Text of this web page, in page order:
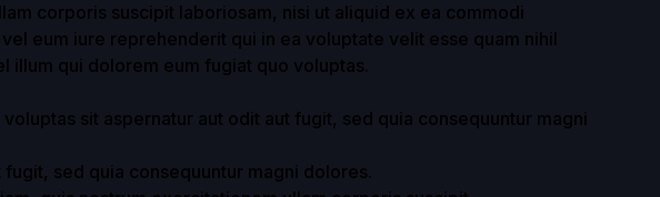
corporis suscipit laboriosam, nisi ut aliquid ex ea commodi
eum iure reprehenderit qui in ea voluptate velit esse quam nihil
illum qui dolorem eum fugiat quo voluptas.
sit aspernatur aut odit aut fugit, sed quia consequuntur magni
sed quia consequuntur magni dolores.